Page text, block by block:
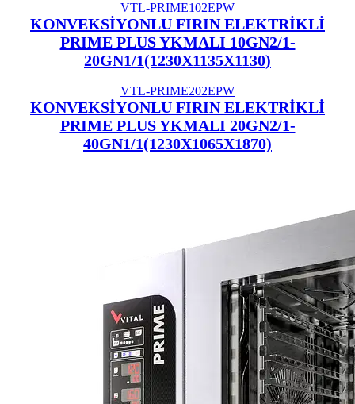
VTL-PRIME102EPW
KONVEKSİYONLU FIRIN ELEKTRİKLİ
PRIME PLUS YKMALI 10GN2/1-
20GN1/1(1230X1135X1130)
VTL-PRIME202EPW
KONVEKSİYONLU FIRIN ELEKTRİKLİ
PRIME PLUS YKMALI 20GN2/1-
40GN1/1(1230X1065X1870)